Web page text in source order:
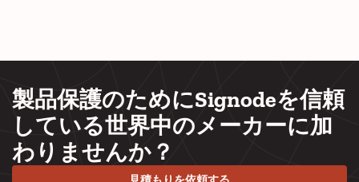
製品保護のためにSignodeを信頼
している世界中のメーカーに加
わりませんか？